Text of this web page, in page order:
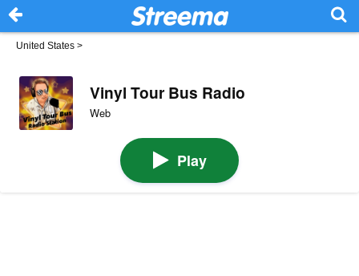
United States >
Vinyl Tour Bus Radio
Web
Play